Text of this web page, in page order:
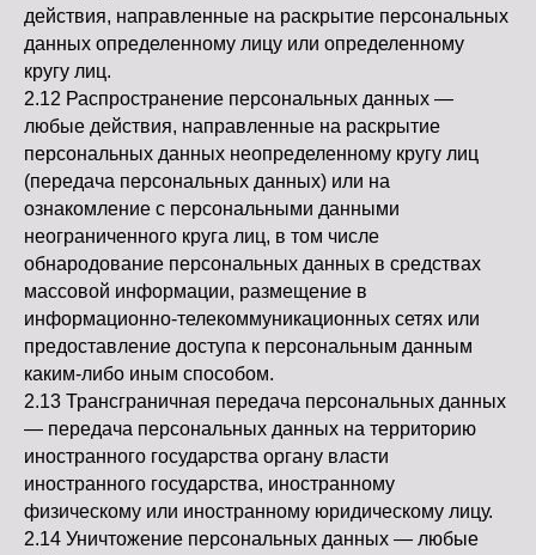
действия, направленные на раскрытие персональных
данных определенному лицу или определенному
кругу лиц.
2.12 Распространение персональных данных —
любые действия, направленные на раскрытие
персональных данных неопределенному кругу лиц
(передача персональных данных) или на
ознакомление с персональными данными
неограниченного круга лиц, в том числе
обнародование персональных данных в средствах
массовой информации, размещение в
информационно-телекоммуникационных сетях или
предоставление доступа к персональным данным
каким-либо иным способом.
2.13 Трансграничная передача персональных данных
— передача персональных данных на территорию
иностранного государства органу власти
иностранного государства, иностранному
физическому или иностранному юридическому лицу.
2.14 Уничтожение персональных данных — любые